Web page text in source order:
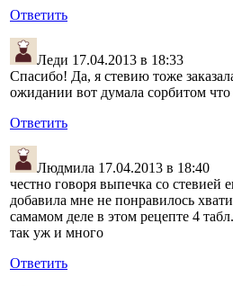
Ответить
Леди 17.04.2013 в 18:33
Спасибо! Да, я стевию тоже
ожидании вот думала сорбитом что
Ответить
Людмила 17.04.2013 в 18:40
честно говоря выпечка со стевией
добавила мне не понравилось
самамом деле в этом рецепте 4
так уж и много
Ответить